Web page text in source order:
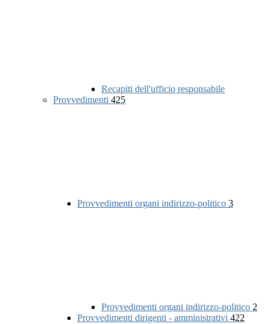
Recapiti dell'ufficio responsabile
Provvedimenti 425
Provvedimenti organi indirizzo-politico 3
Provvedimenti organi indirizzo-politico 2
Provvedimenti dirigenti - amministrativi 422